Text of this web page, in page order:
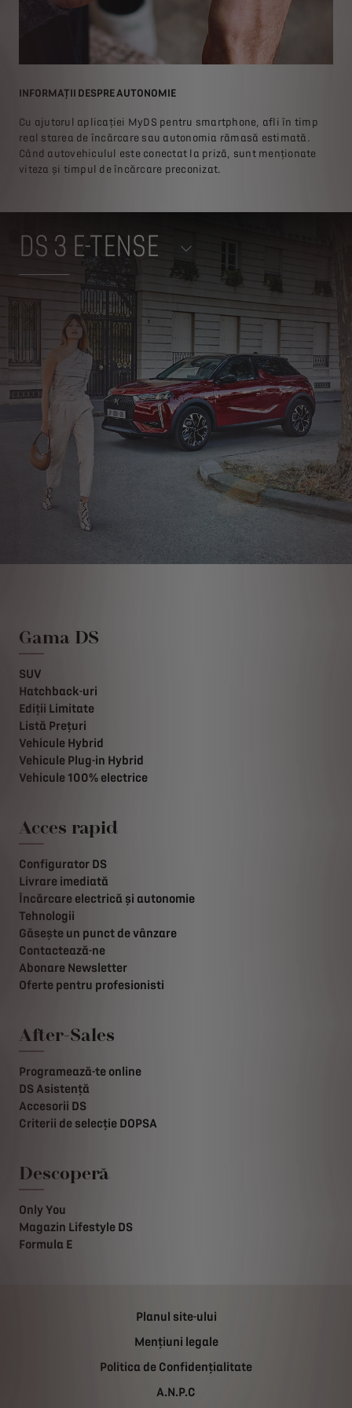
INFORMAŢII DESPRE AUTONOMIE
Cu ajutorul aplicației MyDS pentru smartphone, afli în timp
real starea de încărcare sau autonomia rămasă estimată.
Când autovehiculul este conectat la priză, sunt menționate
viteza și timpul de încărcare preconizat.
DS 3 E-TENSE
Gama DS
SUV
Hatchback-uri
Ediții Limitate
Listă Prețuri
Vehicule Hybrid
Vehicule Plug-in Hybrid
Vehicule 100% electrice
Acces rapid
Configurator DS
Livrare imediată
Încărcare electrică și autonomie
Tehnologii
Găsește un punct de vânzare
Contactează-ne
Abonare Newsletter
Oferte pentru profesionisti
After-Sales
Programează-te online
DS Asistență
Accesorii DS
Criterii de selecție DOPSA
Descoperă
Only You
Magazin Lifestyle DS
Formula E
Planul site-ului
Mențiuni legale
Politica de Confidențialitate
A.N.P.C